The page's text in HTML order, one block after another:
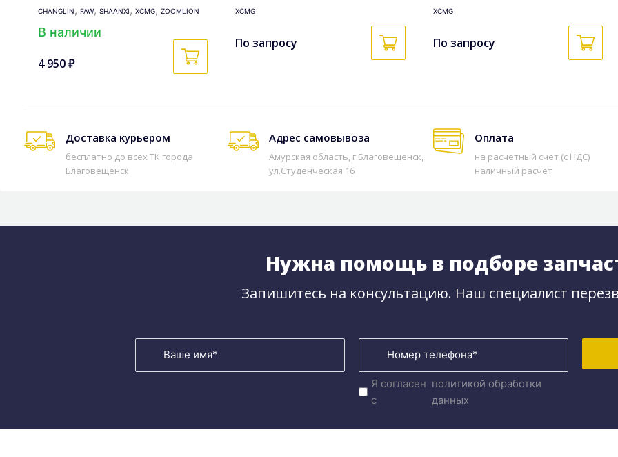
CHANGLIN, FAW, SHAANXI, XCMG, ZOOMLION
В наличии
4 950 ₽
мм) LW500F (компл)
XCMG
По запросу
XCMG
По запросу
Доставка курьером
бесплатно до всех ТК города
Благовещенск
Адрес самовывоза
Амурская область, г.Благовещенск,
ул.Студенческая 16
Оплата
на расчетный счет (с НДС)
наличный расчет
Нужна помощь в подборе
Запишитесь на консультацию. Наш специалист
Я согласен
с
политикой обработки
данных